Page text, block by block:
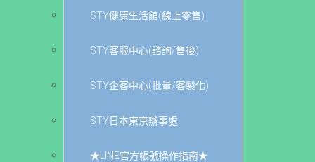
STY健康生活館(線上零售)
STY客服中心(諮詢/售後)
STY企客中心(批量/客製化)
STY日本東京辦事處
★LINE官方帳號操作指南★